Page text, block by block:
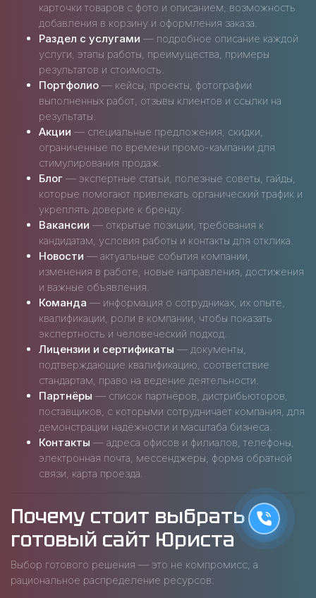
карточки товаров с фото и описанием, возможность
добавления в корзину и оформления заказа.
Раздел с услугами — подробное описание каждой
услуги, этапы работы, преимущества, примеры
результатов и стоимость.
Портфолио — кейсы, проекты, фотографии
выполненных работ, отзывы клиентов и ссылки на
результаты.
Акции — специальные предложения, скидки,
ограниченные по времени промо-кампании для
стимулирования продаж.
Блог — экспертные статьи, полезные советы, гайды,
которые помогают привлекать органический трафик и
укреплять доверие к бренду.
Вакансии — открытые позиции, требования к
кандидатам, условия работы и контакты для отклика.
Новости — актуальные события компании,
изменения в работе, новые направления, достижения
и важные объявления.
Команда — информация о сотрудниках, их опыте,
квалификации, роли в компании, чтобы показать
экспертность и человеческий подход.
Лицензии и сертификаты — документы,
подтверждающие квалификацию, соответствие
стандартам, право на ведение деятельности.
Партнёры — список партнёров, дистрибьюторов,
поставщиков, с которыми сотрудничает компания, для
демонстрации надёжности и масштаба бизнеса.
Контакты — адреса офисов и филиалов, телефоны,
электронная почта, мессенджеры, форма обратной
связи, карта проезда.
Почему стоит выбрать
готовый сайт Юриста
Выбор готового решения — это не компромисс, а
рациональное распределение ресурсов: